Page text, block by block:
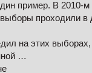
пример. В 2010-м
проходили в
на этих
…